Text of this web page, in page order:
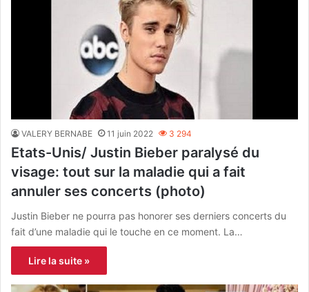
VALERY BERNABE 11 juin 2022 3 294
Etats-Unis/ Justin Bieber paralysé du
visage: tout sur la maladie qui a fait
annuler ses concerts (photo)
Justin Bieber ne pourra pas honorer ses derniers concerts du
fait d’une maladie qui le touche en ce moment. La…
Lire la suite »